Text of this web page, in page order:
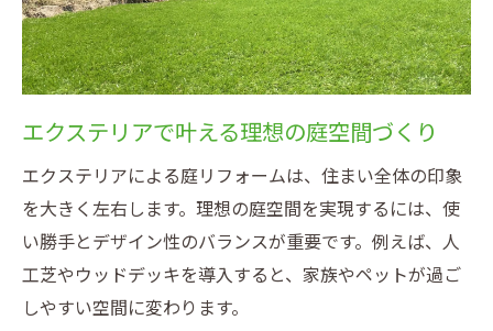
例
実例で見るエクステリア庭リフォームの変
化
ビフォーアフターで分かる施工の工夫と効
エクステリアで失敗しない事例の共通点
庭リフォーム施工例から得るアイデア集
予算別で考える庭リフォーム成功の秘訣
エクステリアで叶える理想の庭空間づくり
エクステリアによる庭リフォームは、住まい全体の印象
を大きく左右します。理想の庭空間を実現するには、使
い勝手とデザイン性のバランスが重要です。例えば、人
工芝やウッドデッキを導入すると、家族やペットが過ご
しやすい空間に変わります。